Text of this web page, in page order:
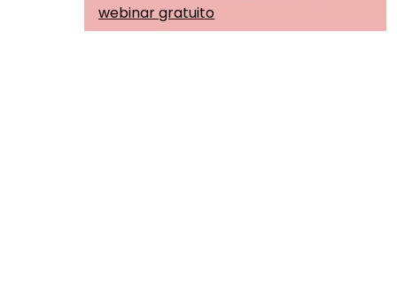
webinar gratuito